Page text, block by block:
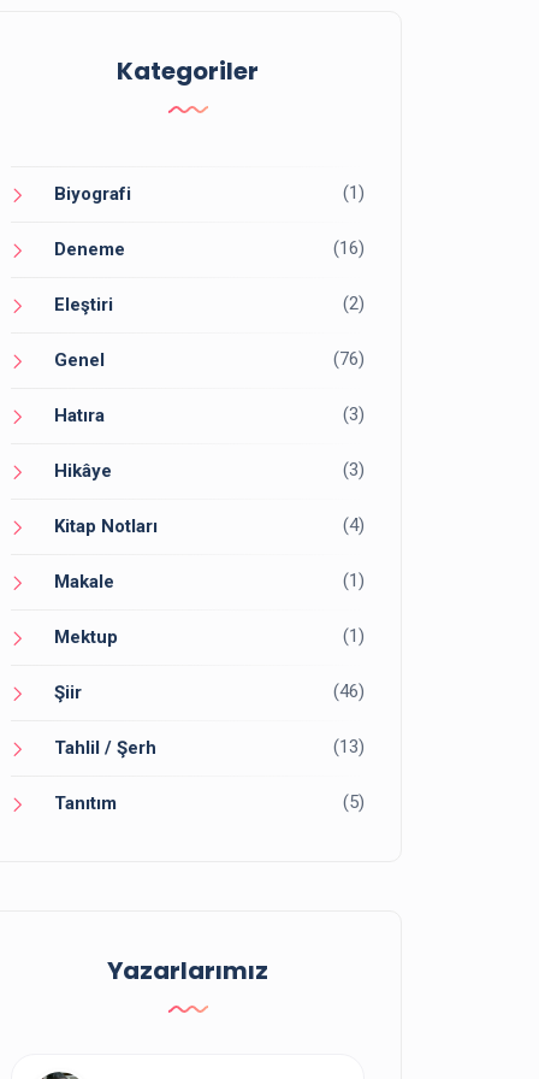
Kategoriler
Biyografi (1)
Deneme (16)
Eleştiri (2)
Genel (76)
Hatıra (3)
Hikâye (3)
Kitap Notları (4)
Makale (1)
Mektup (1)
Şiir (46)
Tahlil / Şerh (13)
Tanıtım (5)
Yazarlarımız